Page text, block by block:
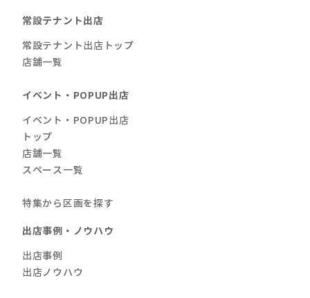
出店事例
出店ノウハウ
出店事例・ノウハウ
特集から区画を探す
イベント・POPUP出店
トップ
店舗一覧
スペース一覧
イベント・POPUP出店
常設テナント出店トップ
店舗一覧
常設テナント出店